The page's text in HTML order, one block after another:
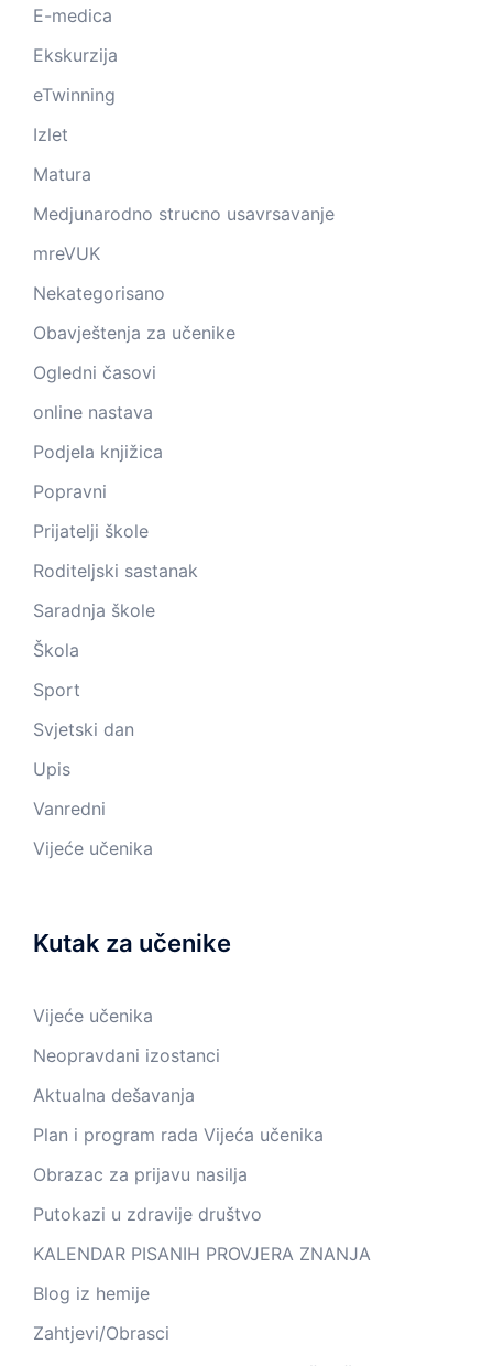
E-medica
Ekskurzija
eTwinning
Izlet
Matura
Medjunarodno strucno usavrsavanje
mreVUK
Nekategorisano
Obavještenja za učenike
Ogledni časovi
online nastava
Podjela knjižica
Popravni
Prijatelji škole
Roditeljski sastanak
Saradnja škole
Škola
Sport
Svjetski dan
Upis
Vanredni
Vijeće učenika
Kutak za učenike
Vijeće učenika
Neopravdani izostanci
Aktualna dešavanja
Plan i program rada Vijeća učenika
Obrazac za prijavu nasilja
Putokazi u zdravije društvo
KALENDAR PISANIH PROVJERA ZNANJA
Blog iz hemije
Zahtjevi/Obrasci